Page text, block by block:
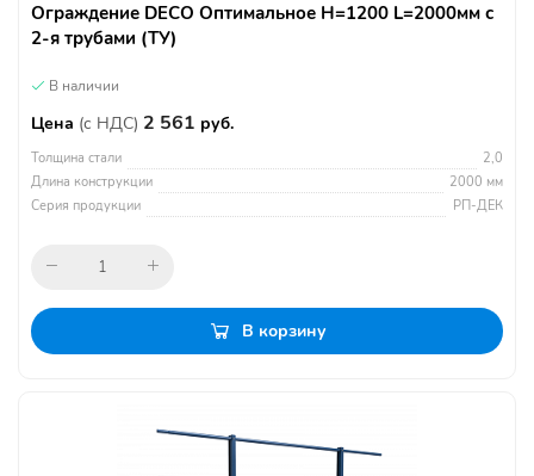
Ограждение DECO Оптимальное H=1200 L=2000мм с
2-я трубами (ТУ)
В наличии
Цена (с НДС) 2 561 руб.
Толщина стали
2,0
Длина конструкции
2000 мм
Серия продукции
РП-ДЕК
В корзину